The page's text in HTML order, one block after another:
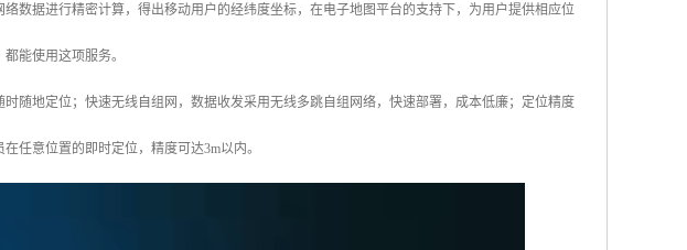
数据进行精密计算，得出移动用户的经纬度坐标，在电子地图平台的支持下，为用户提供相应位
能使用这项服务。
随地定位；快速无线自组网，数据收发采用无线多跳自组网络，快速部署，成本低廉；定位精度
任意位置的即时定位，精度可达3m以内。